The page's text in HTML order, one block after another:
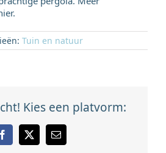
Tuin en natuur
Kies een platvorm:
Facebook
X
E-